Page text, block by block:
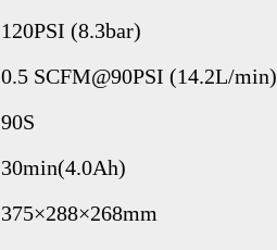
120PSI (8.3bar)
0.5 SCFM@90PSI (14.2L/min)
90S
30min(4.0Ah)
375×288×268mm